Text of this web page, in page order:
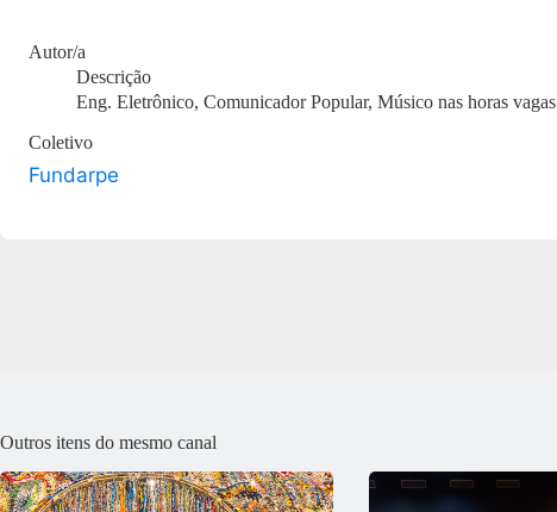
Autor/a
Descrição
Eng. Eletrônico, Comunicador Popular, Músico nas horas vagas
Coletivo
Fundarpe
Outros itens do mesmo canal